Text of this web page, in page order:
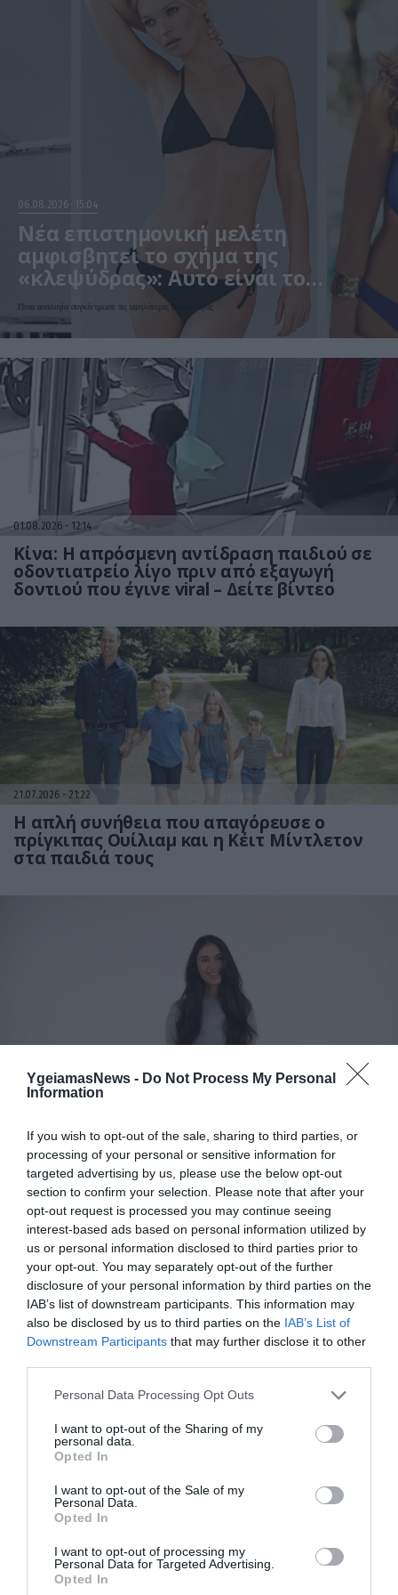
YgeiamasNews - Do Not Process My Personal
Information
If you wish to opt-out of the sale, sharing to third parties, or
processing of your personal or sensitive information for
targeted advertising by us, please use the below opt-out
section to confirm your selection. Please note that after your
opt-out request is processed you may continue seeing
interest-based ads based on personal information utilized by
us or personal information disclosed to third parties prior to
your opt-out. You may separately opt-out of the further
disclosure of your personal information by third parties on the
IAB’s list of downstream participants. This information may
also be disclosed by us to third parties on the IAB’s List of
Downstream Participants that may further disclose it to other
Please note that this website/app uses one or more Google
not limited to your visit or usage behaviour. You may click to
grant or deny consent to Google and its third-party tags to
use your data for below specified purposes in below Google
consent section.
Personal Data Processing Opt Outs
I want to opt-out of the Sharing of my
personal data.
Opted In
I want to opt-out of the Sale of my
Personal Data.
Opted In
I want to opt-out of processing my
Personal Data for Targeted Advertising.
Opted In
06.08.2026 15:04
Νέα επιστημονική μελέτη
αμφισβητεί το σχήμα της
«κλεψύδρας»: Αυτό είναι το
«ιδανικό» γυναικείο σώμα
Ποια αναλογία συγκέντρωσε τις υψηλότερες βαθμολογίες
01.08.2026 12:14
Κίνα: Η απρόσμενη αντίδραση παιδιού σε
οδοντιατρείο λίγο πριν από εξαγωγή
δοντιού που έγινε viral – Δείτε βίντεο
21.07.2026 21:22
Η απλή συνήθεια που απαγόρευσε ο
πρίγκιπας Ουίλιαμ και η Κέιτ Μίντλετον
στα παιδιά τους
Ευτυχισμένη με τις δίδυμες κόρες της η
χωράνε μαζί στην αγκαλιά μου;» (φωτο)
τις «τρομακτικές» εικόνες των εμβρύων